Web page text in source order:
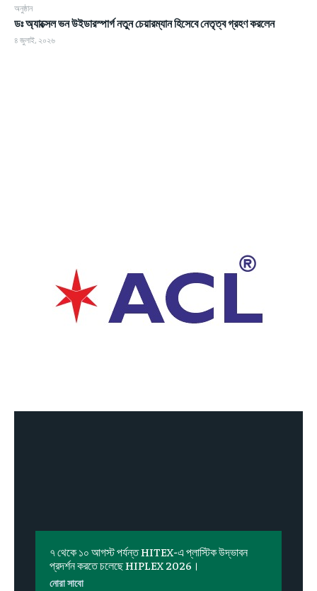
অনুষ্ঠান
ডঃ অ্যাক্সেল ভন উইডারস্পার্গ নতুন চেয়ারম্যান হিসেবে নেতৃত্ব গ্রহণ করলেন
৪ জুলাই, ২০২৬
৭ থেকে ১০ আগস্ট পর্যন্ত HITEX-এ প্লাস্টিক উদ্ভাবন
প্রদর্শন করতে চলেছে HIPLEX 2026।
নোরা সাবো